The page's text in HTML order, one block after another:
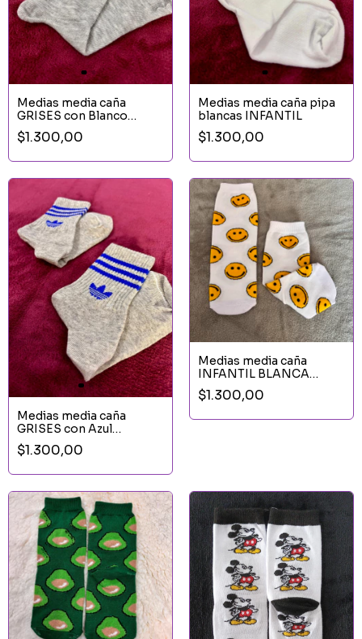
Medias media caña
GRISES con Blanco
INFANTIL
$1.300,00
Medias media caña pipa
blancas INFANTIL
$1.300,00
Medias media caña
GRISES con Azul
INFANTIL
$1.300,00
Medias media caña
INFANTIL BLANCA
CARITAS AMARILLAS
$1.300,00